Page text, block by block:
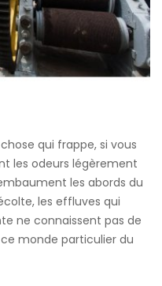
qui frappe, si vous
les odeurs légèrement
les abords du
les effluves qui
ne connaissent pas de
monde particulier du